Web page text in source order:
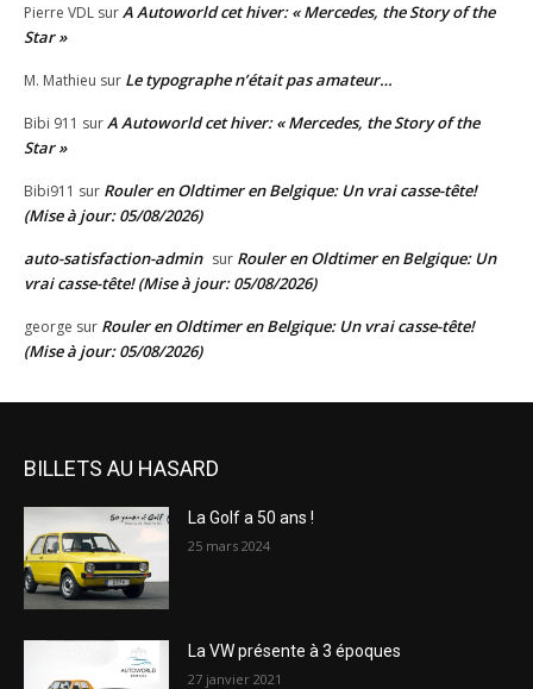
Pierre VDL surA Autoworld cet hiver: « Mercedes, the Story of the
Star »
M. Mathieu sur Le typographe n’était pas amateur…
Bibi 911 surA Autoworld cet hiver: « Mercedes, the Story of the
Star »
Bibi911 sur Rouler en Oldtimer en Belgique: Un vrai casse-tête!
(Mise à jour: 05/08/2026)
auto-satisfaction-admin sur Rouler en Oldtimer en Belgique: Un
vrai casse-tête! (Mise à jour: 05/08/2026)
george sur Rouler en Oldtimer en Belgique: Un vrai casse-tête!
(Mise à jour: 05/08/2026)
BILLETS AU HASARD
La Golf a 50 ans !
25 mars 2024
La VW présente à 3 époques
27 janvier 2021